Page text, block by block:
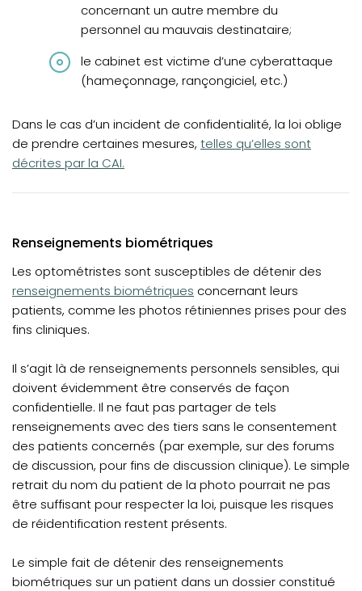
concernant un autre membre du
personnel au mauvais destinataire;
le cabinet est victime d’une cyberattaque
(hameçonnage, rançongiciel, etc.)
Dans le cas d’un incident de confidentialité, la loi oblige
de prendre certaines mesures, (opens in a new tab)
telles qu’elles sont
décrites par la CAI.
Renseignements biométriques
Les optométristes sont susceptibles de détenir des
renseignements biométriques concernant leurs
patients, comme les photos rétiniennes prises pour des
fins cliniques.
Il s’agit là de renseignements personnels sensibles, qui
doivent évidemment être conservés de façon
confidentielle. Il ne faut pas partager de tels
renseignements avec des tiers sans le consentement
des patients concernés (par exemple, sur des forums
de discussion, pour fins de discussion clinique). Le simple
retrait du nom du patient de la photo pourrait ne pas
être suffisant pour respecter la loi, puisque les risques
de réidentification restent présents.
Le simple fait de détenir des renseignements
biométriques sur un patient dans un dossier constitué